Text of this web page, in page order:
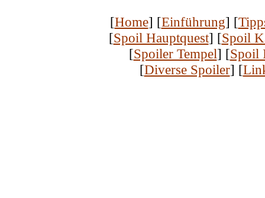
[Home] [Einführung] [
[Spoil Hauptquest] [Spoil
[Spoiler Tempel] [Spoil
[Diverse Spoiler] [